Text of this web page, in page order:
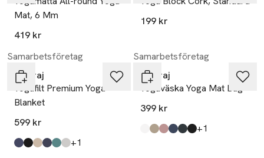
Mat, 6 Mm
419 kr
199 kr
Samarbetsföretag
Yogiraj
Yogafilt Premium Yoga
Blanket
599 kr
Produkten finns i färgerna:
blueberry blue
midnight black,
beach beige,
graphite grey,
moss green,
natural, +1
Samarbetsföretag
Yogiraj
Yogaväska Yoga Mat Bag
399 kr
Produkten finns i färgerna:
offwhite,
beige,
rosa,
blå,
grå,
svart, +1